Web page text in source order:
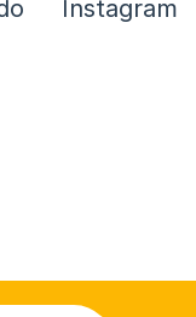
Instagram